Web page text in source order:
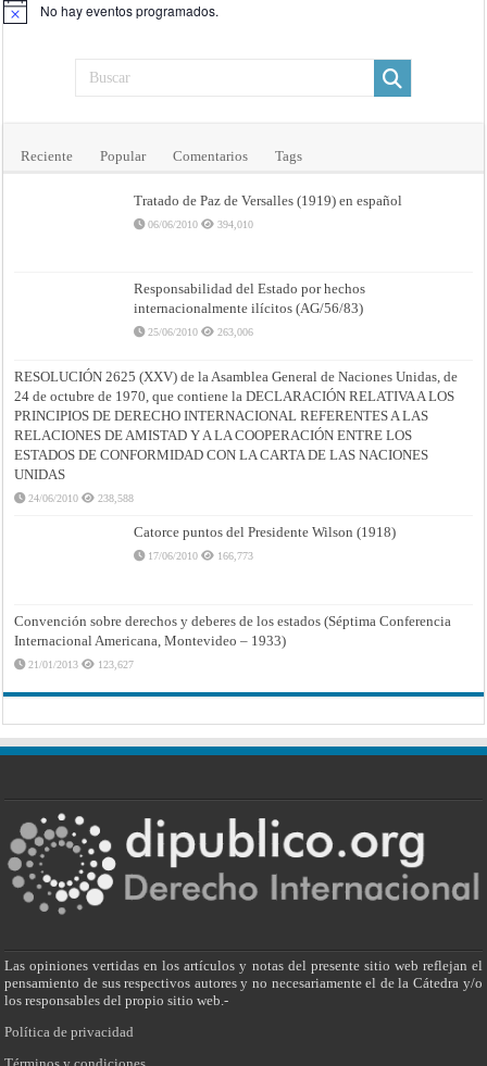
Aviso No hay eventos programados.
Reciente Popular Comentarios Tags
Tratado de Paz de Versalles (1919) en español
06/06/2010 394,010
Responsabilidad del Estado por hechos
internacionalmente ilícitos (AG/56/83)
25/06/2010 263,006
RESOLUCIÓN 2625 (XXV) de la Asamblea General de Naciones Unidas, de
24 de octubre de 1970, que contiene la DECLARACIÓN RELATIVA A LOS
PRINCIPIOS DE DERECHO INTERNACIONAL REFERENTES A LAS
RELACIONES DE AMISTAD Y A LA COOPERACIÓN ENTRE LOS
ESTADOS DE CONFORMIDAD CON LA CARTA DE LAS NACIONES
UNIDAS
24/06/2010 238,588
Catorce puntos del Presidente Wilson (1918)
17/06/2010 166,773
Convención sobre derechos y deberes de los estados (Séptima Conferencia
Internacional Americana, Montevideo – 1933)
21/01/2013 123,627
Las opiniones vertidas en los artículos y notas del presente sitio web reflejan el
pensamiento de sus respectivos autores y no necesariamente el de la Cátedra y/o
los responsables del propio sitio web.-
Política de privacidad